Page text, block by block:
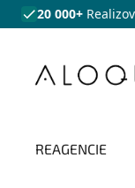
Prejsť na obsah
20 000+
REAGENCIE